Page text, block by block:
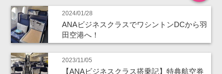
2024/01/28
ANAビジネスクラスでワシントンDCから羽
田空港へ！
2023/11/05
【ANAビジネスクラス搭乗記】特典航空券